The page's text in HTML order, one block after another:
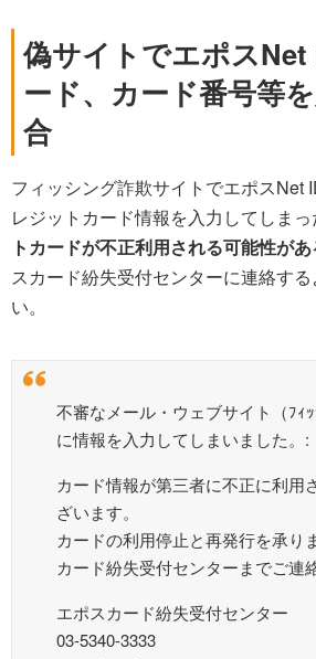
偽サイトでエポスNet
ード、カード番号等
合
フィッシング詐欺サイトでエポスNet
レジットカード情報を入力してしま
トカードが不正利用される可能性があ
スカード紛失受付センターに連絡す
い。
不審なメール・ウェブサイト（ﾌｨｯ
に情報を入力してしまいました。:
カード情報が第三者に不正に利用
ざいます。
カードの利用停止と再発行を承り
カード紛失受付センターまでご連
エポスカード紛失受付センター
03-5340-3333